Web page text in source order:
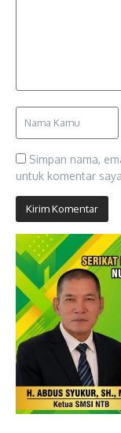
Simpan nama,
untuk komentar